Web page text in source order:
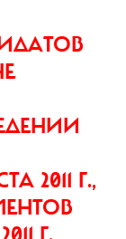
2011 Г.,